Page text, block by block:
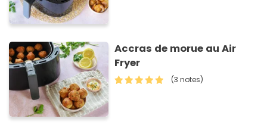
Accras de morue au Air
Fryer
(3 notes)